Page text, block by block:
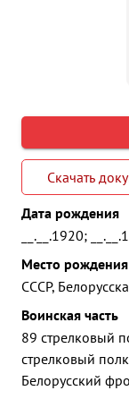
Скачать
Дата рождения
__.__.1920;
Место рождения
СССР,
Воинская часть
89 стрелковый
стрелковый
Белорусский